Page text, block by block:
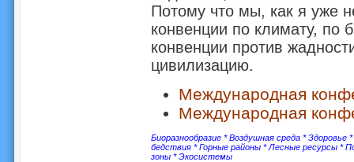
Потому что мы, как я уже
конвенции по климату, по
конвенции против
цивилизацию.
Международная
Международная
Биоразнообразие *Воздушная среда *Здоровье *
бедствия *Горные районы *Лесные ресурсы *
зоны *Экосистемы